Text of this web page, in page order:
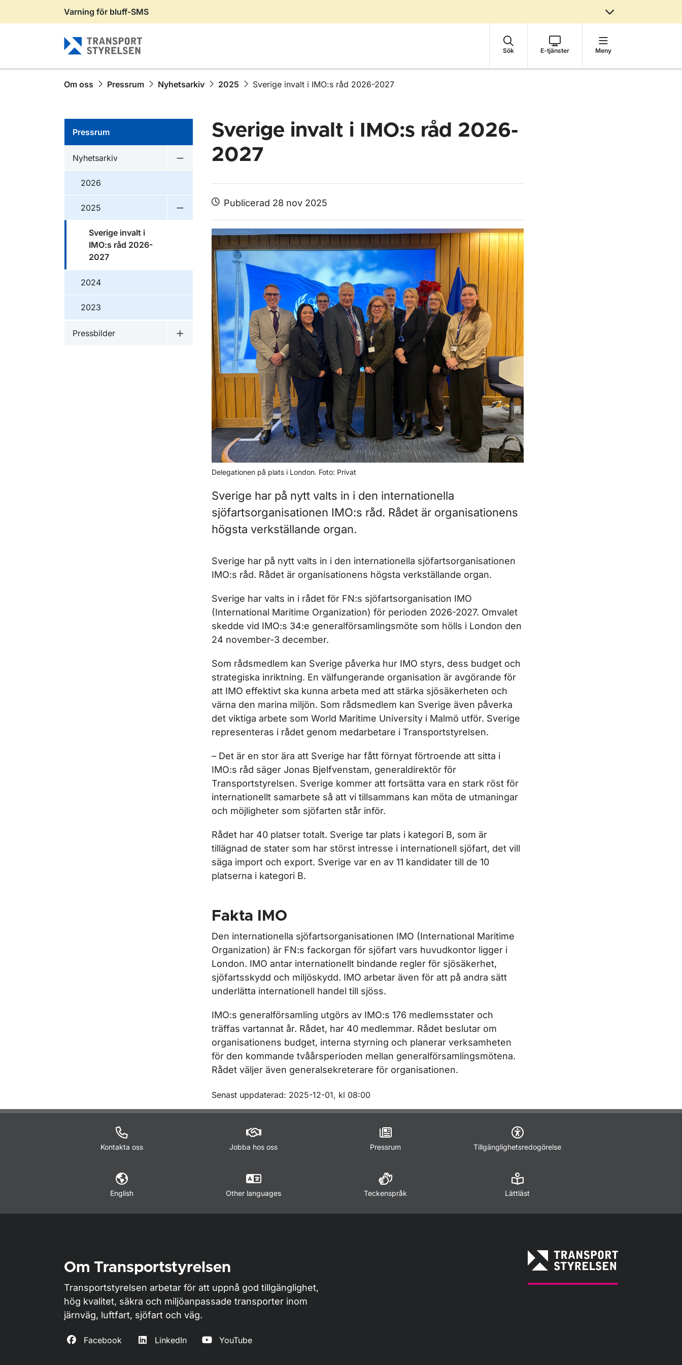
Gå till sidans innehåll
Varning för bluff-SMS
Sök E-tjänster Meny
Om oss Pressrum Nyhetsarkiv 2025 Sverige invalt i IMO:s råd 2026-2027
Pressrum
Nyhetsarkiv
Undermeny för Nyhetsarkiv
2026
2025
Sverige invalt i
IMO:s råd 2026-
2027
2024
2023
Pressbilder
Undermeny för Pressbilder
Sverige invalt i IMO:s råd 2026-
2027
Publicerad 28 nov 2025
Delegationen på plats i London. Foto: Privat
Sverige har på nytt valts in i den internationella
sjöfartsorganisationen IMO:s råd. Rådet är organisationens
högsta verkställande organ.
Sverige har på nytt valts in i den internationella sjöfartsorganisationen
IMO:s råd. Rådet är organisationens högsta verkställande organ.
Sverige har valts in i rådet för FN:s sjöfartsorganisation IMO
(International Maritime Organization) för perioden 2026-2027. Omvalet
skedde vid IMO:s 34:e generalförsamlingsmöte som hölls i London den
24 november-3 december.
Som rådsmedlem kan Sverige påverka hur IMO styrs, dess budget och
strategiska inriktning. En välfungerande organisation är avgörande för
att IMO effektivt ska kunna arbeta med att stärka sjösäkerheten och
värna den marina miljön. Som rådsmedlem kan Sverige även påverka
det viktiga arbete som World Maritime University i Malmö utför. Sverige
representeras i rådet genom medarbetare i Transportstyrelsen.
– Det är en stor ära att Sverige har fått förnyat förtroende att sitta i
IMO:s råd säger Jonas Bjelfvenstam, generaldirektör för
Transportstyrelsen. Sverige kommer att fortsätta vara en stark röst för
internationellt samarbete så att vi tillsammans kan möta de utmaningar
och möjligheter som sjöfarten står inför.
Rådet har 40 platser totalt. Sverige tar plats i kategori B, som är
tillägnad de stater som har störst intresse i internationell sjöfart, det vill
säga import och export. Sverige var en av 11 kandidater till de 10
platserna i kategori B.
Fakta IMO
Den internationella sjöfartsorganisationen IMO (International Maritime
Organization) är FN:s fackorgan för sjöfart vars huvudkontor ligger i
London. IMO antar internationellt bindande regler för sjösäkerhet,
sjöfartsskydd och miljöskydd. IMO arbetar även för att på andra sätt
underlätta internationell handel till sjöss.
IMO:s generalförsamling utgörs av IMO:s 176 medlemsstater och
träffas vartannat år. Rådet, har 40 medlemmar. Rådet beslutar om
organisationens budget, interna styrning och planerar verksamheten
för den kommande tvåårsperioden mellan generalförsamlingsmötena.
Rådet väljer även generalsekreterare för organisationen.
Om sidan
Senast uppdaterad: 2025-12-01, kl 08:00
Kontakta oss Jobba hos oss Pressrum Tillgänglighetsredogörelse
English Other languages Teckenspråk Lättläst
Om Transportstyrelsen
Transportstyrelsen arbetar för att uppnå god tillgänglighet,
hög kvalitet, säkra och miljöanpassade transporter inom
järnväg, luftfart, sjöfart och väg.
Facebook LinkedIn YouTube